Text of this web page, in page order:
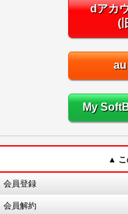
dアカ
(
au
My
▲ こ
会員登録
会員解約